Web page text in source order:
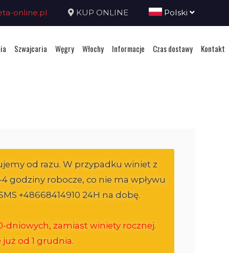
online.pl KUP ONLINE Polski
Szwajcaria Węgry Włochy Informacje Czas dostawy Kontakt
od razu. W przypadku winiet z
godziny robocze, co nie ma wpływu
+48668414910 24H na dobę.
dniowych, zamiast winiety rocznej.
od 1 grudnia.